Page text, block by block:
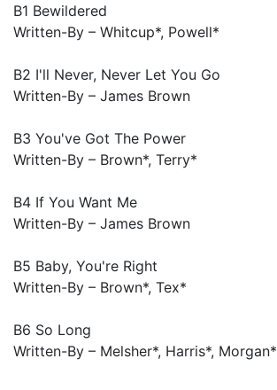
B1 Bewildered
Written-By – Whitcup*, Powell*
B2 I'll Never, Never Let You Go
Written-By – James Brown
B3 You've Got The Power
Written-By – Brown*, Terry*
B4 If You Want Me
Written-By – James Brown
B5 Baby, You're Right
Written-By – Brown*, Tex*
B6 So Long
Written-By – Melsher*, Harris*, Morgan*